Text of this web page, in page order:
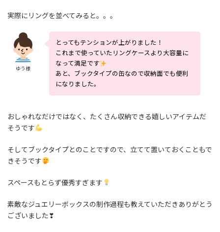
実際にリングを並べてみると。。。
ゆう様
とってもテンションが上がりました！
これまで使っていたリングケースより大容量に
なって満足です
あと、ブックタイプの缶なので収納面でも便利
になりました。
おしゃれなだけではなく、たくさん収納できる嬉しいアイテムだ
そうです
そしてブックタイプとのことですので、立てて置いておくこともで
きそうです
スペースもとらず優秀すぎます
素敵なジュエリーボックスの制作過程も教えていただきありがとう
ございました❣